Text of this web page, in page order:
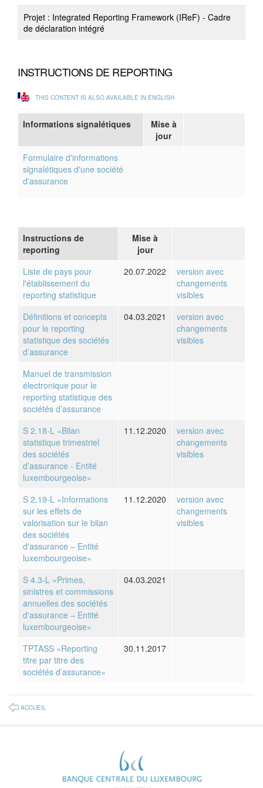
Projet : Integrated Reporting Framework (IReF) - Cadre
de déclaration intégré
INSTRUCTIONS DE REPORTING
THIS CONTENT IS ALSO AVAILABLE IN ENGLISH
Informations signalétiques
Mise à
jour
Formulaire d'informations
signalétiques d'une société
d'assurance
Instructions de
reporting
Mise à
jour
Liste de pays pour
l'établissement du
reporting statistique
20.07.2022
version avec
changements
visibles
Définitions et concepts
pour le reporting
statistique des sociétés
d’assurance
04.03.2021
version avec
changements
visibles
Manuel de transmission
électronique pour le
reporting statistique des
sociétés d’assurance
S 2.18-L «Bilan
statistique trimestriel
des sociétés
d’assurance - Entité
luxembourgeoise»
11.12.2020
version avec
changements
visibles
S 2.19-L «Informations
sur les effets de
valorisation sur le bilan
des sociétés
d'assurance – Entité
luxembourgeoise»
11.12.2020
version avec
changements
visibles
S 4.3-L «Primes,
sinistres et commissions
annuelles des sociétés
d'assurance – Entité
luxembourgeoise»
04.03.2021
TPTASS «Reporting
titre par titre des
sociétés d’assurance»
30.11.2017
ACCUEIL